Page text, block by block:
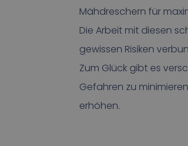
Mähdreschern für
Die Arbeit mit diesen
gewissen Risiken
Zum Glück gibt es
Gefahren zu
erhöhen.